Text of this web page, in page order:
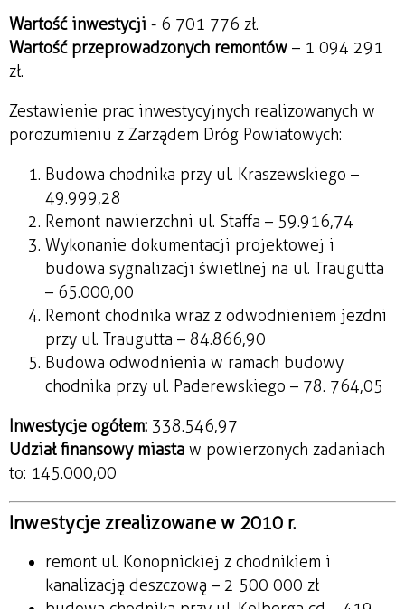
Wartość inwestycji - 6 701 776 zł.
Wartość przeprowadzonych remontów – 1 094 291
zł.
Zestawienie prac inwestycyjnych realizowanych w
porozumieniu z Zarządem Dróg Powiatowych:
Budowa chodnika przy ul. Kraszewskiego –
49.999,28
Remont nawierzchni ul. Staffa – 59.916,74
Wykonanie dokumentacji projektowej i
budowa sygnalizacji świetlnej na ul. Traugutta
– 65.000,00
Remont chodnika wraz z odwodnieniem jezdni
przy ul. Traugutta – 84.866,90
Budowa odwodnienia w ramach budowy
chodnika przy ul. Paderewskiego – 78. 764,05
Inwestycje ogółem: 338.546,97
Udział finansowy miasta w powierzonych zadaniach
to: 145.000,00
Inwestycje zrealizowane w 2010 r.
remont ul. Konopnickiej z chodnikiem i
kanalizacją deszczową – 2 500 000 zł